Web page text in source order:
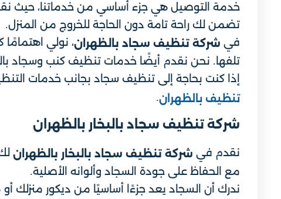
خدمة التوصيل هي جزء أساسي من خدماتنا، حيث
تضمن لك راحة تامة دون الحاجة للخروج من المنزل.
في شركة تنظيف سجاد بالظهران، نولي
تلفها. نحن نقدم أيضًا خدمات تنظيف كنب وسجاد
إذا كنت بحاجة إلى تنظيف سجاد بجانب خدمات
تنظيف بالظهران.
شركة تنظيف سجاد بالبخار بالظهران
نقدم في شركة تنظيف سجاد بالبخار بالظهران
مع الحفاظ على جودة السجاد وألوانه الأصلية.
ندرك أن السجاد يعد جزءًا أساسيًا من ديكور منزلك أو